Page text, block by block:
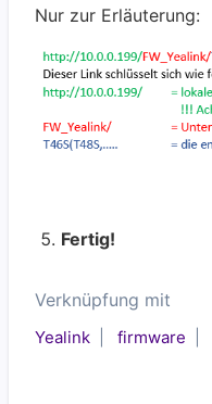
Nur zur Erläuterung:
Fertig!
Verknüpfung mit
Yealink firmware